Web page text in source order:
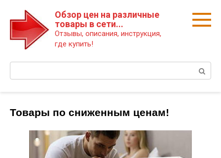
Обзор цен на различные
товары в сети...
Отзывы, описания, инструкция,
где купить!
Товары по сниженным ценам!